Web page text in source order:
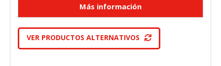
VER PRODUCTOS ALTERNATIVOS
"Configuración de cookies" al pie de la página. También puedes